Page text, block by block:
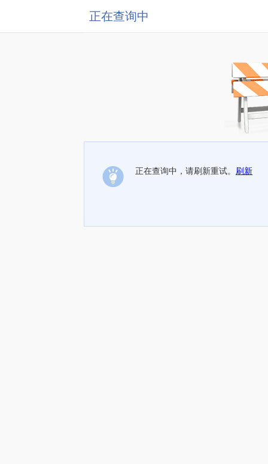
正在查询中
正在查询中，请刷新重试。 刷新